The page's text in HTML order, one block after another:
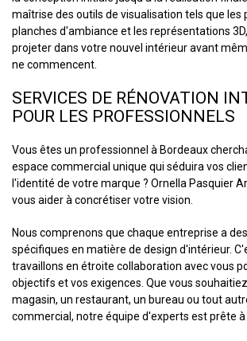
maîtrise des outils de visualisation tels que les
planches d'ambiance et les représentations
projeter dans votre nouvel intérieur avant
ne commencent.
SERVICES DE RÉNOVATION
POUR LES PROFESSIONNELS
Vous êtes un professionnel à Bordeaux
espace commercial unique qui séduira vos
l'identité de votre marque ? Ornella Pasquier
vous aider à concrétiser votre vision.
Nous comprenons que chaque entreprise a
spécifiques en matière de design d'intérieur.
travaillons en étroite collaboration avec vous
objectifs et vos exigences. Que vous
magasin, un restaurant, un bureau ou tout
commercial, notre équipe d'experts est prête à